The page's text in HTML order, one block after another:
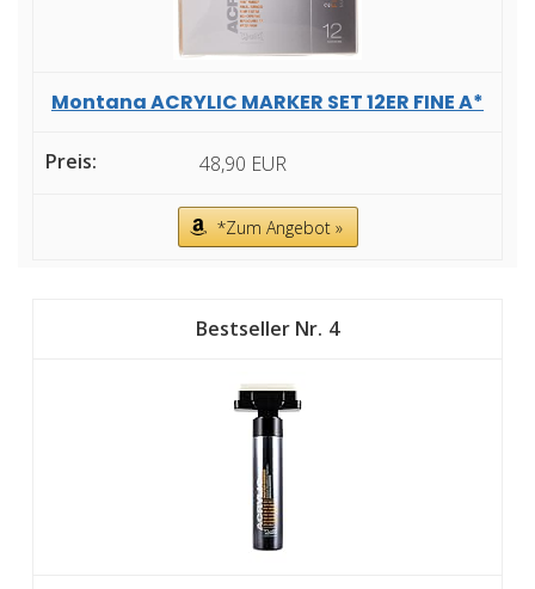
Montana ACRYLIC MARKER SET 12ER FINE A*
48,90 EUR
*Zum Angebot »
4